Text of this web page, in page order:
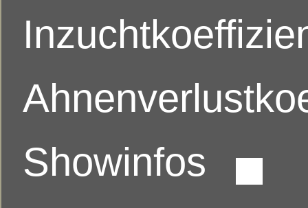
Showinfos